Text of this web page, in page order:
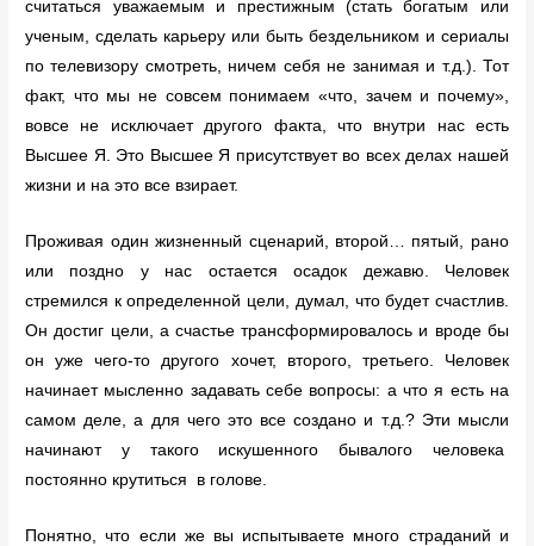
считаться уважаемым и престижным (стать богатым или
ученым, сделать карьеру или быть бездельником и сериалы
по телевизору смотреть, ничем себя не занимая и т.д.). Тот
факт, что мы не совсем понимаем «что, зачем и почему»,
вовсе не исключает другого факта, что внутри нас есть
Высшее Я. Это Высшее Я присутствует во всех делах нашей
жизни и на это все взирает.
Проживая один жизненный сценарий, второй… пятый, рано
или поздно у нас остается осадок дежавю. Человек
стремился к определенной цели, думал, что будет счастлив.
Он достиг цели, а счастье трансформировалось и вроде бы
он уже чего-то другого хочет, второго, третьего. Человек
начинает мысленно задавать себе вопросы: а что я есть на
самом деле, а для чего это все создано и т.д.? Эти мысли
начинают у такого искушенного бывалого человека
постоянно крутиться в голове.
Понятно, что если же вы испытываете много страданий и